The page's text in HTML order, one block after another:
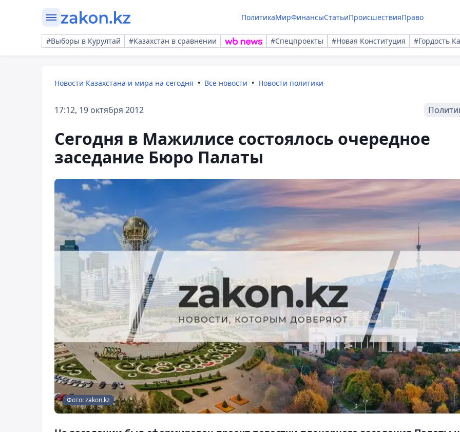
ПолитикаМирФинансыСтатьиПроисшествияПраво
#Выборы в Курултай #Казахстан в сравнении #Спецпроекты #Новая Конституция #Гордость
Новости Казахстана и мира на сегодня Все новости Новости политики
17:12, 19 октября 2012
Сегодня в Мажилисе состоялось очередное
заседание Бюро Палаты
Фото: zakon.kz